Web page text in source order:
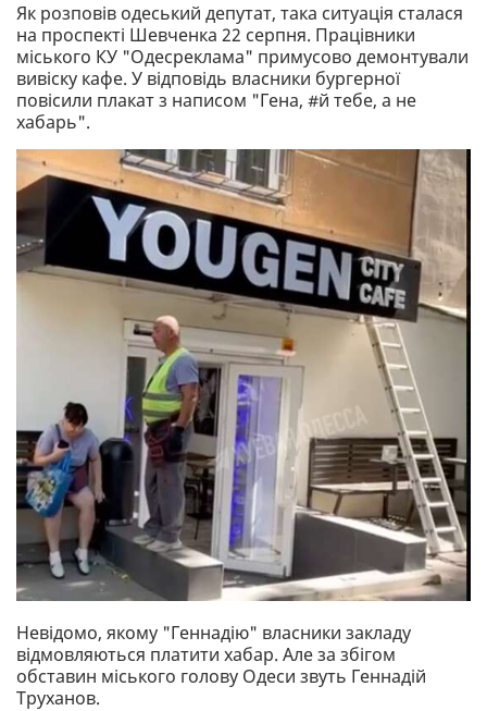
Як розповів одеський депутат, така ситуація сталася
на проспекті Шевченка 22 серпня. Працівники
міського КУ "Одесреклама" примусово демонтували
вивіску кафе. У відповідь власники бургерної
повісили плакат з написом "Гена, #й тебе, а не
хабарь".
Невідомо, якому "Геннадію" власники закладу
відмовляються платити хабар. Але за збігом
обставин міського голову Одеси звуть Геннадій
Труханов.